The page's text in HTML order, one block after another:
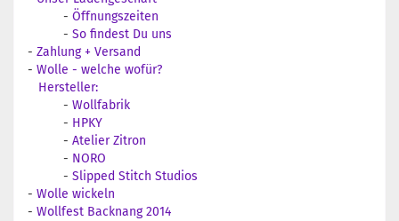
- Öffnungszeiten
- So findest Du uns
- Zahlung + Versand
- Wolle - welche wofür?
Hersteller:
- Wollfabrik
- HPKY
- Atelier Zitron
- NORO
- Slipped Stitch Studios
- Wolle wickeln
- Wollfest Backnang 2014